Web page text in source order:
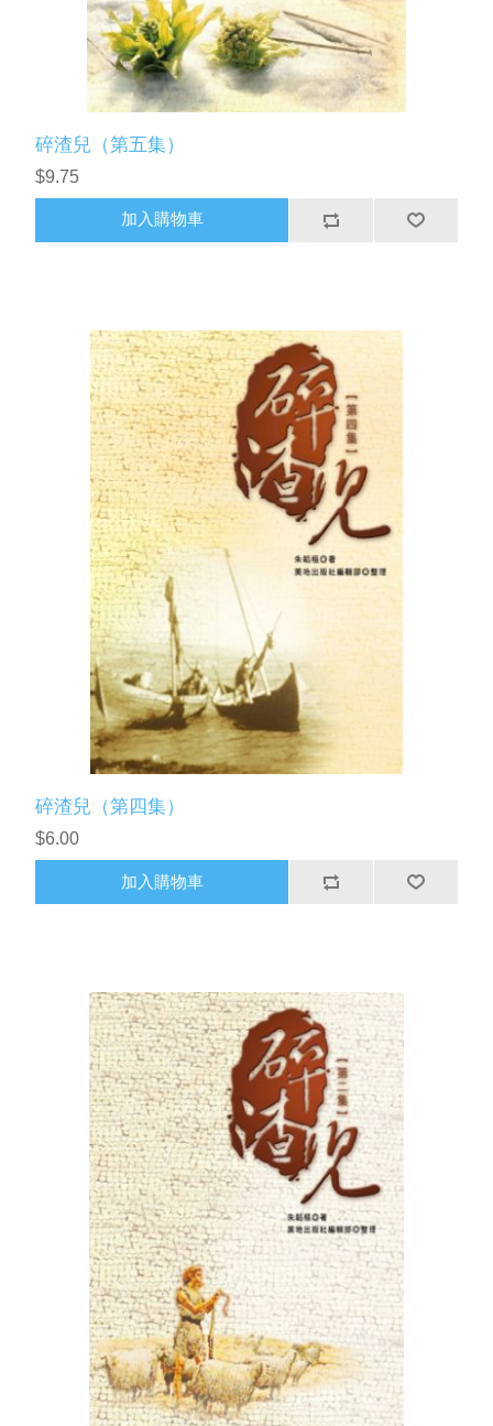
碎渣兒（第五集）
$9.75
加入購物車
碎渣兒（第四集）
$6.00
加入購物車